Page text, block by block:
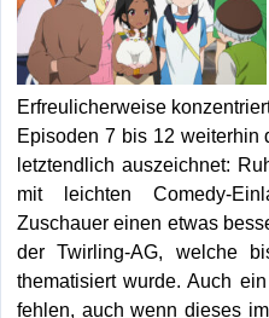
Erfreulicherweise
Episoden 7 bis 12 weiterhin
letztendlich auszeichnet:
mit leichten Comedy-
Zuschauer einen etwas
der Twirling-AG, welche
thematisiert wurde. Auch
fehlen, auch wenn dieses